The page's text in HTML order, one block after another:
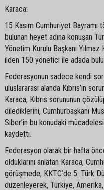
Karaca:
15 Kasım Cumhuriyet Bayramı
bulunan heyet adına konuşan
Yönetim Kurulu Başkanı Yılmaz
ilden 150 yönetici ile adada
Federasyonun sadece kendi
uluslararası alanda Kıbrıs’ın
Karaca, Kıbrıs sorununun
dilediklerini, Cumhurbaşkanı
Siber’in bu konudaki
kaydetti.
Federasyon olarak bir hafta
olduklarını anlatan Karaca,
görüşmede, KKTC’de 5. Türk
düzenleyerek, Türkiye,